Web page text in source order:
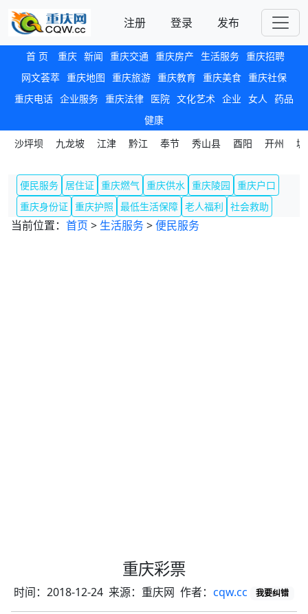
注册 登录 发布
首 页 重庆 新闻 重庆交通 重庆房产 生活服务 重庆招聘
网文荟萃 重庆地图 重庆旅游 重庆教育 重庆美食 重庆社保
重庆电话 企业服务 重庆法律 医院 文化艺术 企业 女人 药品
健康
沙坪坝
九龙坡 江津 黔江 奉节 秀山县 酉阳 开州
便民服务 居住证 重庆燃气 重庆供水 重庆陵园 重庆户口
重庆身份证 重庆护照 最低生活保障 老人福利 社会救助
当前位置： 首页 > 生活服务>便民服务
重庆彩票
时间：2018-12-24 来源：重庆网 作者：cqw.cc 我要纠错